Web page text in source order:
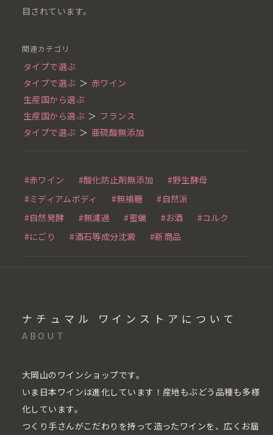
目されています。
関連カテゴリ
タイプで選ぶ
タイプで選ぶ ＞ 赤ワイン
生産国から選ぶ
生産国から選ぶ ＞ フランス
タイプで選ぶ ＞ 亜硫酸無添加
#赤ワイン #酸化防止剤無添加
#野生酵母
#ミディアムボディ
#無補糖
#自然派
#自然発酵
#無濾過 #蜜蝋 #お酒
#コルク
#にごり
#酒石等成分沈澱 #新商品
ナチュマル ワインストアについて
ABOUT
大岡山のワインショップです。
いま日本ワインは進化しています！産地もぶどう品種も多様
化しています。
つくり手さんがこだわりを持って造ったワインを、広くお届